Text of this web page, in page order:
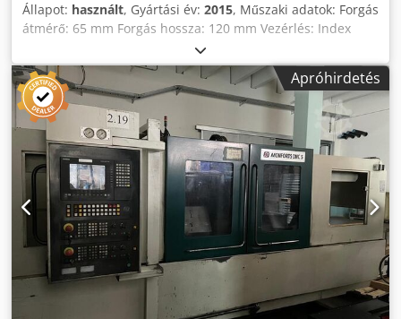
Állapot: használt, Gyártási év: 2015, Műszaki adatok: Forgás
átmérő: 65 mm Forgás hossza: 120 mm Vezérlés: Index
C200-4D SL Z tengely, főorsó mozgástartomány: 390 mm Z
tengely, ellentétes orsó mozgástartomány: 390 mm X
tengely, ellentétes orsó mozgástartomány: 600 mm Y1
tengely mozgástartomány: ± 80 mm Y2 tengely
mozgástartomány: ± 80 mm X tengely gyorsmozgás: 45
m/perc Csdoyxpadopfx Af Dorf Y tengely gyorsmozgás: 15
m/perc Z tengely gyorsmozgás: 45 m/perc Orsó 1
fordulatszáma: 5000 ford./perc Orsó 1 teljesítménye:
35,5/27,5 kW Orsó 1 nyomatéka: 170/125 Nm Orsó 2
fordulatszáma: 5000 ford./perc Orsó 2 teljesítménye:
35,5/27,5 kW Orsó 2 nyomatéka: 170/125 Nm C tengely:
0,00014 ° Rúdátmérő: 65 mm Orsó orra: AD 140 Orsó furat:
85 mm Maróorsó 1 fordulatszáma: 18000 ford./perc
Maróorsó 1 teljesítménye: 11 kW Maróorsó 1 nyomatéka:
19 Nm Maróorsó 2 fordulatszáma: 18000 ford./perc
Apróhirdetés